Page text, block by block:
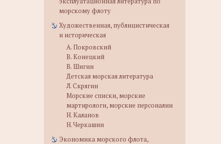
морскому флоту
Художественная, публицистическая
и историческая
А. Покровский
В. Конецкий
В. Шигин
Детская морская литература
Л. Скрягин
Морские списки, морские
мартирологи, морские персоналии
Н. Каланов
Н. Черкашин
Экономика морского флота,